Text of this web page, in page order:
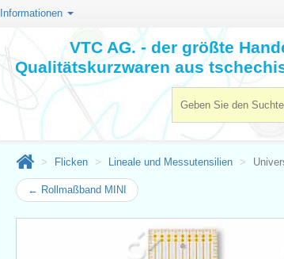
Informationen
VTC AG. - der größte
Qualitätskurzwaren aus
Flicken Lineale und Messutensilien
← Rollmaßband MINI